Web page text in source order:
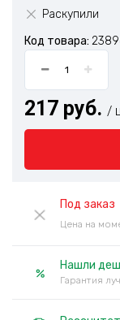
Раскупили
Код товара:
217 руб. /
Под заказ
Цена на
Нашли
Гарантия